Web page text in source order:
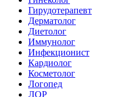
Гирудотерапевт
Дерматолог
Диетолог
Иммунолог
Инфекционист
Кардиолог
Косметолог
Логопед
ЛОР